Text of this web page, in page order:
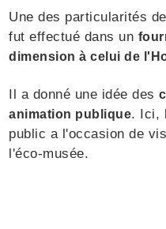
Une des particularités
fut effectué dans un
dimension à celui de
Il a donné une idée des
animation publique. Ici,
public a l'occasion de
l'éco-musée.